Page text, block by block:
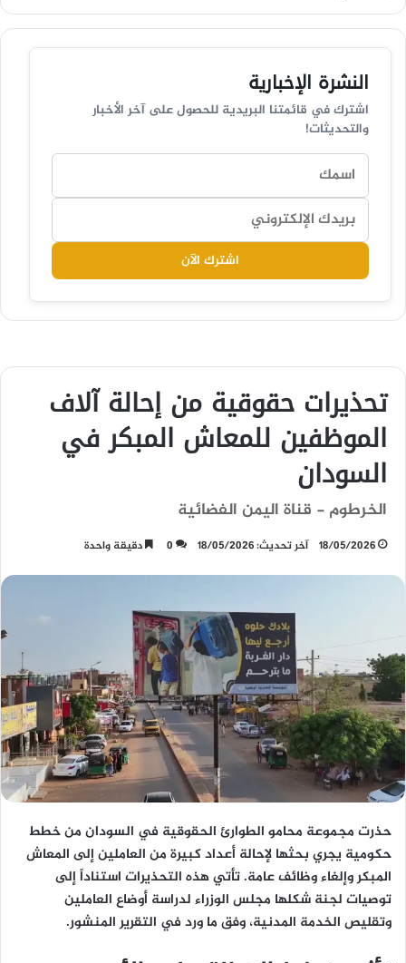
النشرة الإخبارية
اشترك في قائمتنا البريدية للحصول على آخر الأخبار
والتحديثات!
اشترك الآن